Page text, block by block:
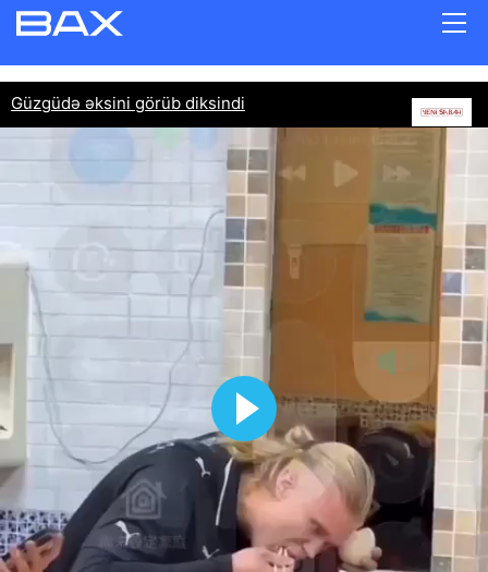
Güzgüdə əksini görüb diksindi